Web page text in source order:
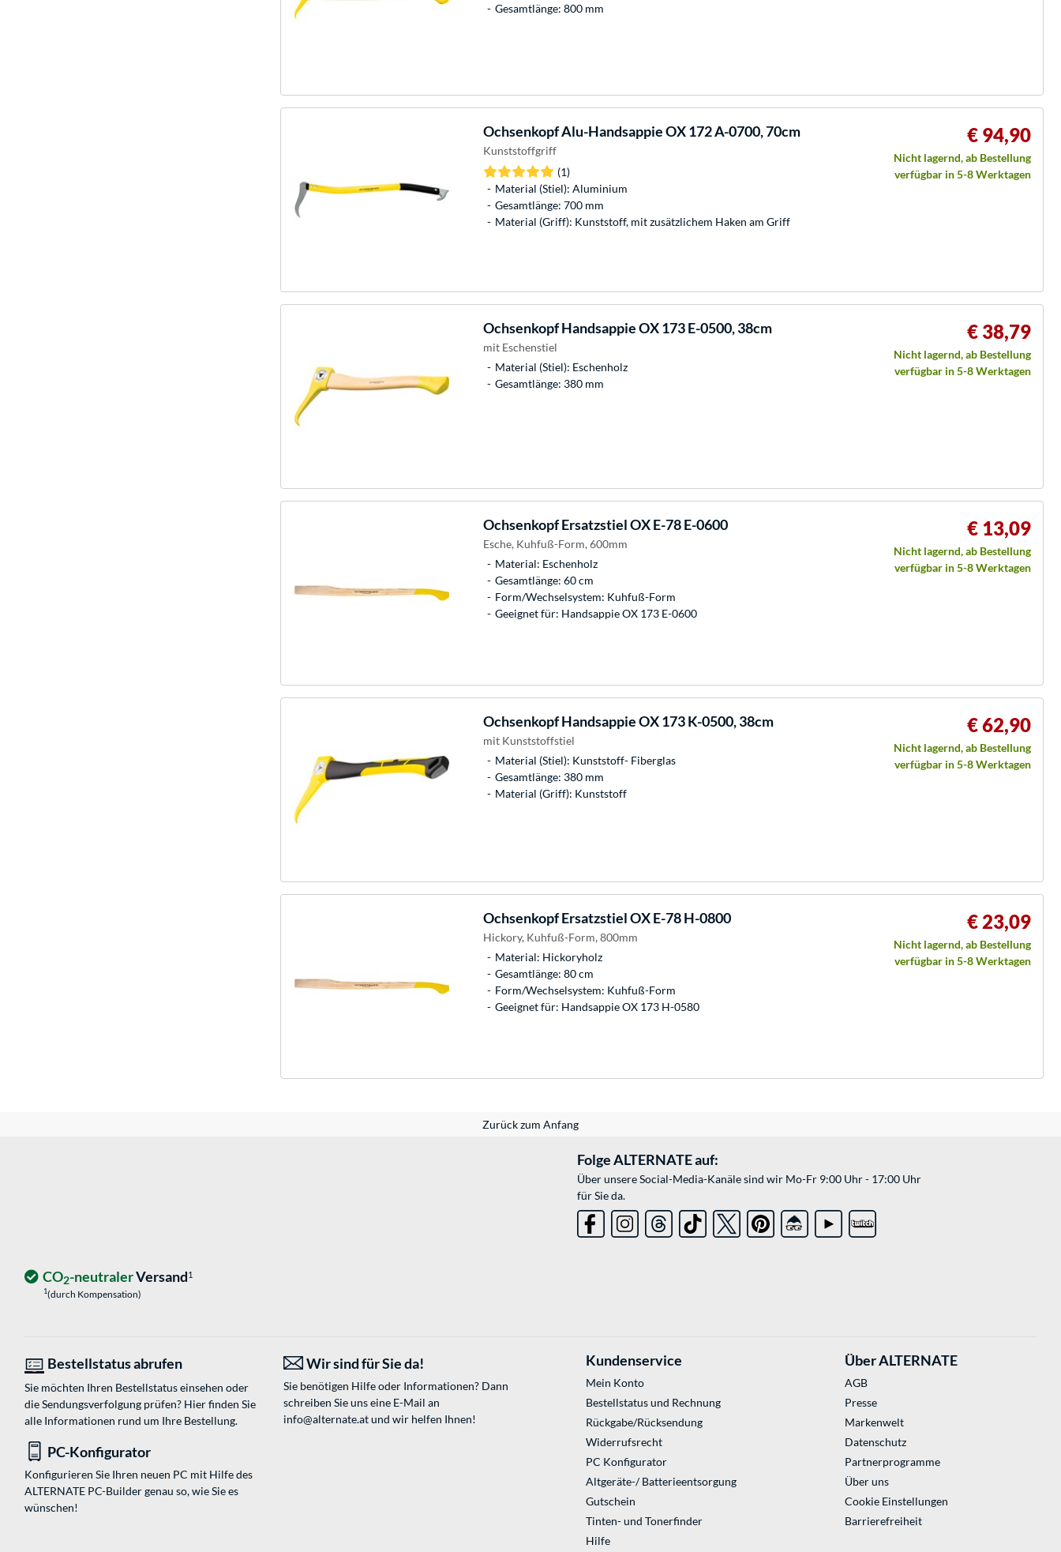
Gesamtlänge: 800 mm
OchsenkopfAlu-Handsappie OX 172 A-0700, 70cm
Kunststoffgriff
(1)
Material (Stiel): Aluminium
Gesamtlänge: 700 mm
Material (Griff): Kunststoff, mit zusätzlichem Haken am Griff
€ 94,90
Nicht lagernd, ab Bestellung
verfügbar in 5-8 Werktagen
OchsenkopfHandsappie OX 173 E-0500, 38cm
mit Eschenstiel
Material (Stiel): Eschenholz
Gesamtlänge: 380 mm
€ 38,79
Nicht lagernd, ab Bestellung
verfügbar in 5-8 Werktagen
OchsenkopfErsatzstiel OX E-78 E-0600
Esche, Kuhfuß-Form, 600mm
Material: Eschenholz
Gesamtlänge: 60 cm
Form/Wechselsystem: Kuhfuß-Form
Geeignet für: Handsappie OX 173 E-0600
€ 13,09
Nicht lagernd, ab Bestellung
verfügbar in 5-8 Werktagen
OchsenkopfHandsappie OX 173 K-0500, 38cm
mit Kunststoffstiel
Material (Stiel): Kunststoff- Fiberglas
Gesamtlänge: 380 mm
Material (Griff): Kunststoff
€ 62,90
Nicht lagernd, ab Bestellung
verfügbar in 5-8 Werktagen
OchsenkopfErsatzstiel OX E-78 H-0800
Hickory, Kuhfuß-Form, 800mm
Material: Hickoryholz
Gesamtlänge: 80 cm
Form/Wechselsystem: Kuhfuß-Form
Geeignet für: Handsappie OX 173 H-0580
€ 23,09
Nicht lagernd, ab Bestellung
verfügbar in 5-8 Werktagen
Zurück zum Anfang
Folge ALTERNATE auf:
Über unsere Social-Media-Kanäle sind wir Mo-Fr 9:00 Uhr - 17:00 Uhr
für Sie da.
CO2-neutralerVersand1
1(durch Kompensation)
Bestellstatus abrufen
Sie möchten Ihren Bestellstatus einsehen oder
die Sendungsverfolgung prüfen? Hier finden Sie
alle Informationen rund um Ihre Bestellung.
Wir sind für Sie da!
Sie benötigen Hilfe oder Informationen? Dann
schreiben Sie uns eine E-Mail an
info@alternate.atund wir helfen Ihnen!
PC-Konfigurator
Konfigurieren Sie Ihren neuen PC mit Hilfe des
ALTERNATE PC-Builder genau so, wie Sie es
wünschen!
Kundenservice
Mein Konto
Bestellstatus und Rechnung
Rückgabe/Rücksendung
Widerrufsrecht
PC Konfigurator
Altgeräte-/ Batterieentsorgung
Gutschein
Tinten- und Tonerfinder
Hilfe
Über ALTERNATE
AGB
Presse
Markenwelt
Datenschutz
Partnerprogramme
Über uns
Cookie Einstellungen
Barrierefreiheit